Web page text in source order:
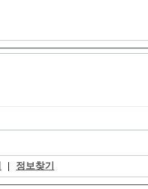
| 정보찾기